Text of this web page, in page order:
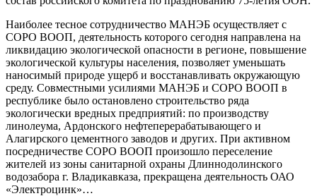
Наиболее тесное сотрудничество МАНЭБ осуществляет с
СОРО ВООП, деятельность которого сегодня направлена на
ликвидацию экологической опасности в регионе, повышение
экологической культуры населения, позволяет уменьшать
наносимый природе ущерб и восстанавливать окружающую
среду. Совместными усилиями МАНЭБ и СОРО ВООП в
республике было остановлено строительство ряда
экологически вредных предприятий: по производству
линолеума, Ардонского нефтеперерабатывающего и
Алагирского цементного заводов и других. При активном
посредничестве СОРО ВООП произошло переселение
жителей из зоны санитарной охраны Длиннодолинского
водозабора г. Владикавказа, прекращена деятельность ОАО
«Электроцинк»…